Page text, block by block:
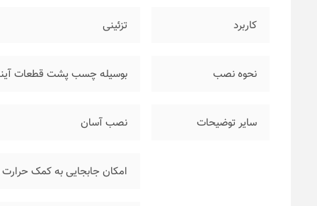
کاربرد تزئینی
نحوه نصب بوسیله چسب پشت قطعات
سایر توضیحات نصب آسان
امکان جابجایی به کمک